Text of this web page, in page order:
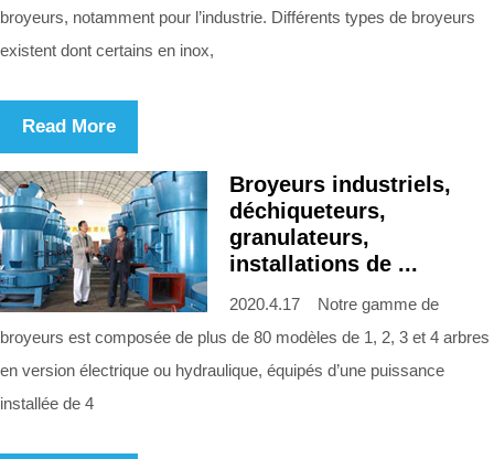
broyeurs, notamment pour l’industrie. Différents types de broyeurs
existent dont certains en inox,
Read More
Broyeurs industriels,
déchiqueteurs,
granulateurs,
installations de ...
2020.4.17 Notre gamme de
broyeurs est composée de plus de 80 modèles de 1, 2, 3 et 4 arbres
en version électrique ou hydraulique, équipés d’une puissance
installée de 4